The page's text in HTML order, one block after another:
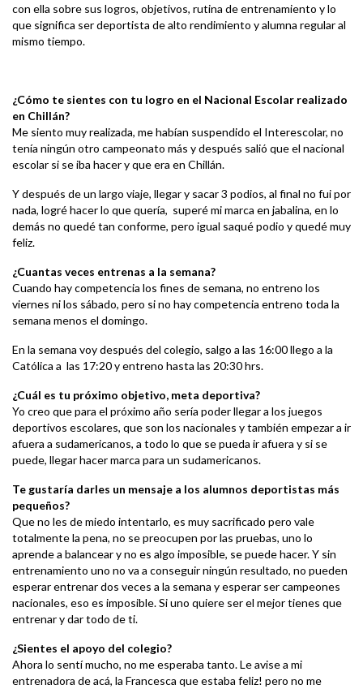
con ella sobre sus logros, objetivos, rutina de entrenamiento y lo
que significa ser deportista de alto rendimiento y alumna regular al
mismo tiempo.
¿Cómo te sientes con tu logro en el Nacional Escolar realizado
en Chillán?
Me siento muy realizada, me habían suspendido el Interescolar, no
tenía ningún otro campeonato más y después salió que el nacional
escolar si se iba hacer y que era en Chillán.
Y después de un largo viaje, llegar y sacar 3 podios, al final no fui por
nada, logré hacer lo que quería, superé mi marca en jabalina, en lo
demás no quedé tan conforme, pero igual saqué podio y quedé muy
feliz.
¿Cuantas veces entrenas a la semana?
Cuando hay competencia los fines de semana, no entreno los
viernes ni los sábado, pero si no hay competencia entreno toda la
semana menos el domingo.
En la semana voy después del colegio, salgo a las 16:00 llego a la
Católica a las 17:20 y entreno hasta las 20:30 hrs.
¿Cuál es tu próximo objetivo, meta deportiva?
Yo creo que para el próximo año sería poder llegar a los juegos
deportivos escolares, que son los nacionales y también empezar a ir
afuera a sudamericanos, a todo lo que se pueda ir afuera y si se
puede, llegar hacer marca para un sudamericanos.
Te gustaría darles un mensaje a los alumnos deportistas más
pequeños?
Que no les de miedo intentarlo, es muy sacrificado pero vale
totalmente la pena, no se preocupen por las pruebas, uno lo
aprende a balancear y no es algo imposible, se puede hacer. Y sin
entrenamiento uno no va a conseguir ningún resultado, no pueden
esperar entrenar dos veces a la semana y esperar ser campeones
nacionales, eso es imposible. Si uno quiere ser el mejor tienes que
entrenar y dar todo de ti.
¿Sientes el apoyo del colegio?
Ahora lo sentí mucho, no me esperaba tanto. Le avise a mi
entrenadora de acá, la Francesca que estaba feliz! pero no me